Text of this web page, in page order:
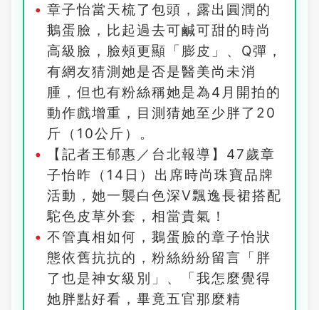
章子怡當天梳了包頭，露出圓潤的
鵝蛋臉，比起過去可鹹可甜的時尚
高級臉，臉頰更顯「膨皮」、Q彈，
有網友猜測她是否是醫美尚未消
腫，但也有粉絲稱她是為4月開拍的
動作戲增重，目測猜她至少胖了20
斤（10公斤）。
【記者王郁惠／台北報導】47歲章
子怡昨（14日）出席時尚珠寶品牌
活動，她一襲白色深V飄逸長裙搭配
駝色皮草外套，相當貴氣！
不管真相如何，鵝蛋臉的章子怡狀
態依舊抗抗的，粉絲紛紛留言「胖
了也是神女級別」、「我怎麼覺得
她胖點好看，畢竟五官那麼精